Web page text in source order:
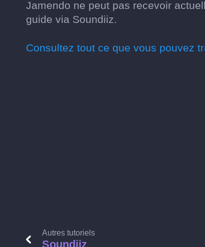
Jamendo ne peut pas recevoir
guide via Soundiiz.
Consultez tout ce que vous pouvez
Autres tutoriels
Soundiiz